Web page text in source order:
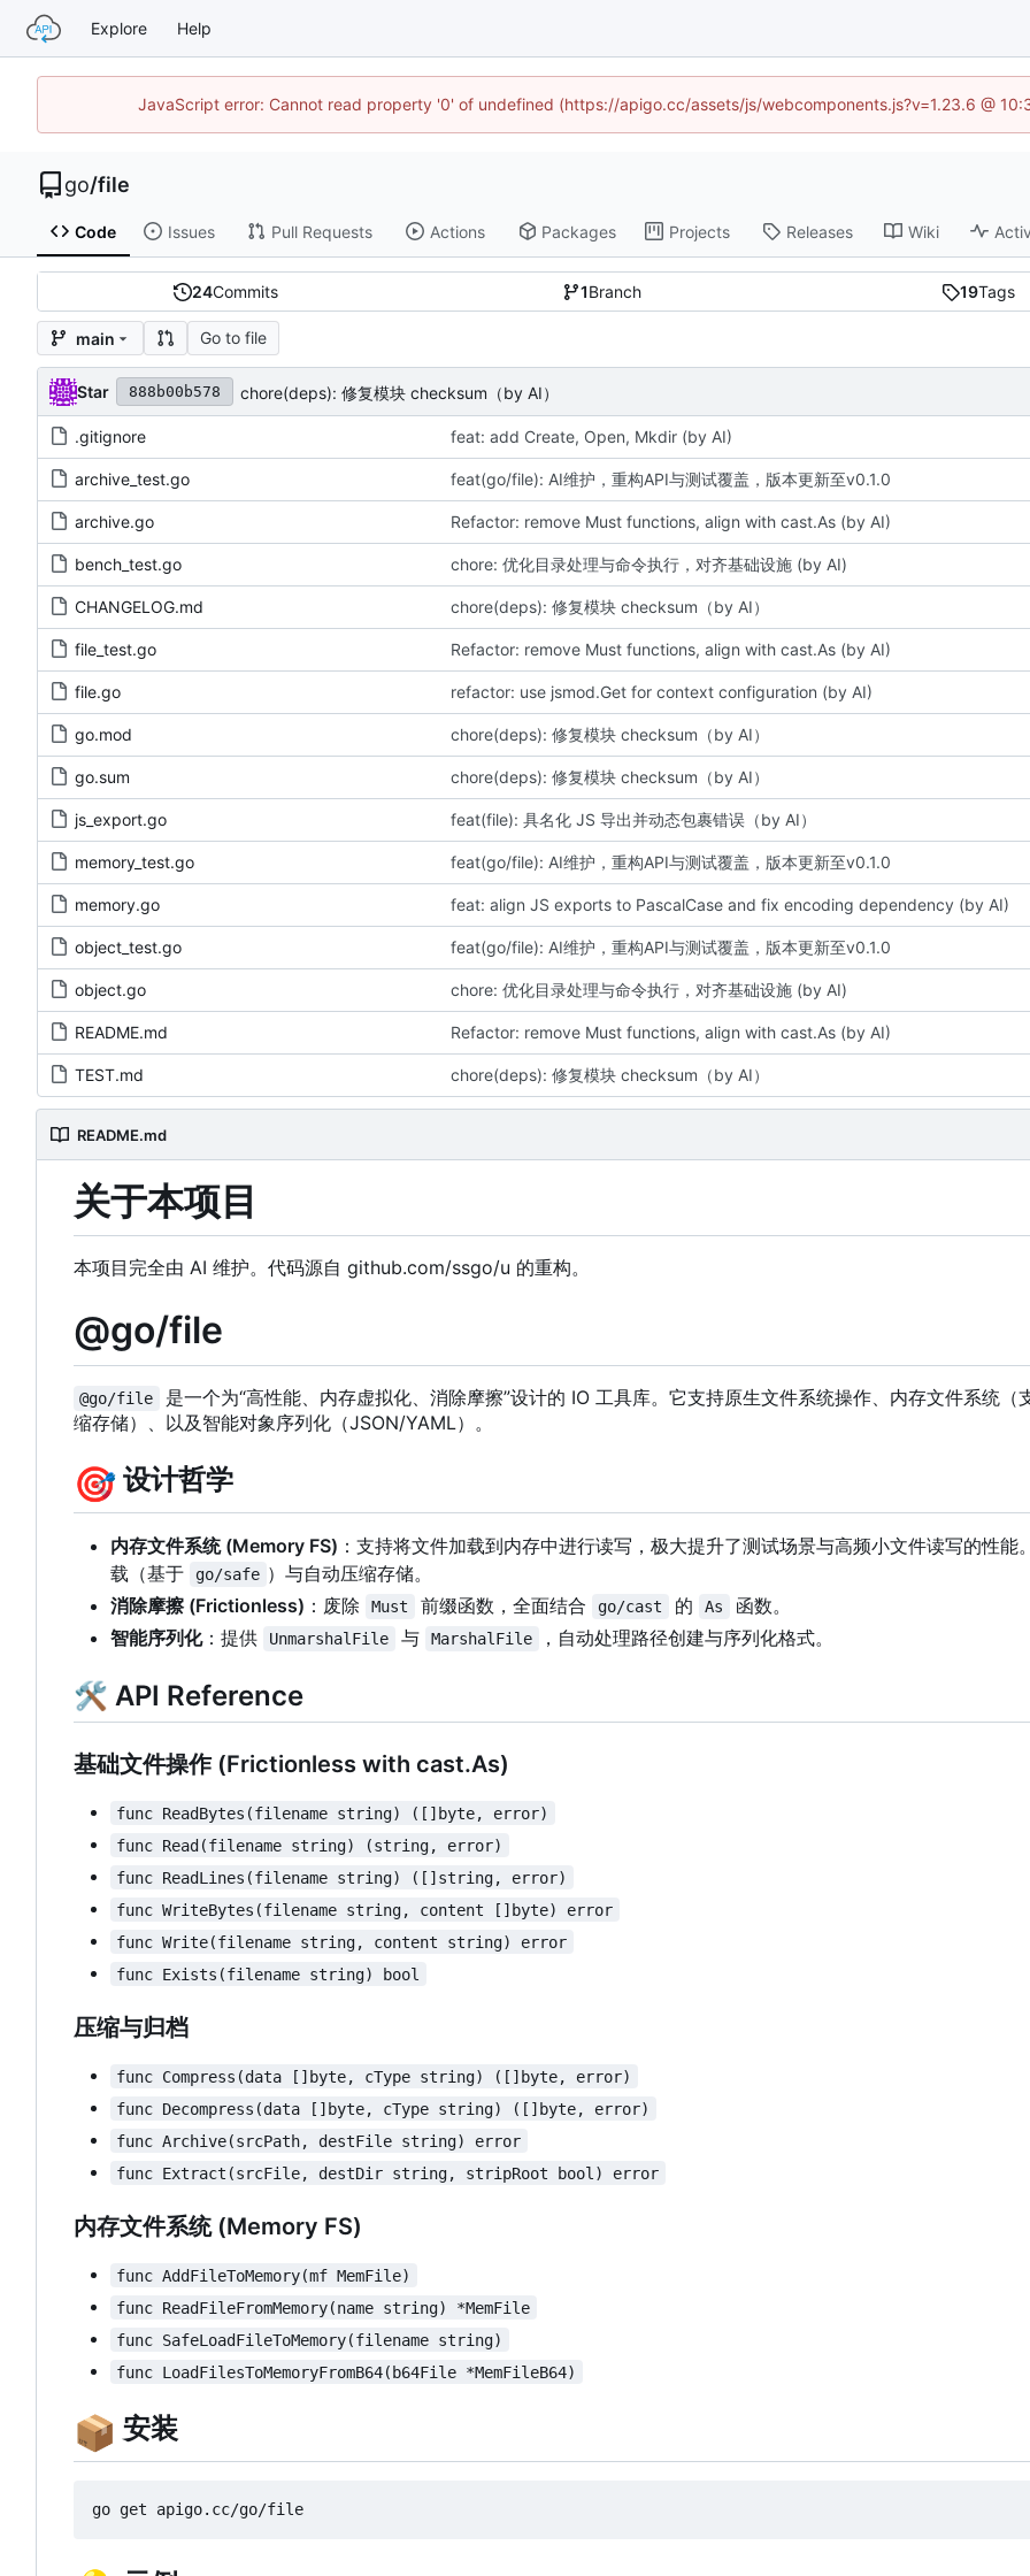
Explore Help
JavaScript error: Cannot read property '0' of undefined (https://apigo.cc/assets/js/webcomponents.js?v=1.23.6 @
go/file
Code Issues Pull Requests Actions Packages Projects Releases Wiki
24Commits 1Branch 19Tags
main Go to file
Star 888b00b578 chore(deps): 修复模块 checksum（by AI）
.gitignore feat: add Create, Open, Mkdir (by AI)
archive_test.go feat(go/file): AI维护，重构API与测试覆盖，版本更新至v0.1.0
archive.go Refactor: remove Must functions, align with cast.As (by AI)
bench_test.go chore: 优化目录处理与命令执行，对齐基础设施 (by AI)
CHANGELOG.md chore(deps): 修复模块 checksum（by AI）
file_test.go Refactor: remove Must functions, align with cast.As (by AI)
file.go refactor: use jsmod.Get for context configuration (by AI)
go.mod chore(deps): 修复模块 checksum（by AI）
go.sum chore(deps): 修复模块 checksum（by AI）
js_export.go feat(file): 具名化 JS 导出并动态包裹错误（by AI）
memory_test.go feat(go/file): AI维护，重构API与测试覆盖，版本更新至v0.1.0
memory.go feat: align JS exports to PascalCase and fix encoding dependency (by AI)
object_test.go feat(go/file): AI维护，重构API与测试覆盖，版本更新至v0.1.0
object.go chore: 优化目录处理与命令执行，对齐基础设施 (by AI)
README.md Refactor: remove Must functions, align with cast.As (by AI)
TEST.md chore(deps): 修复模块 checksum（by AI）
README.md
关于本项目
本项目完全由 AI 维护。代码源自 github.com/ssgo/u 的重构。
@go/file
@go/file
是一个为“高性能、内存虚拟化、消除摩擦”设计的 IO 工具库。它支持原生文件系统操作、内存文件系统（
缩存储） 、以及智能对象序列化 （JSON/YAML） 。
🎯 设计哲学
内存文件系统 (Memory FS) ：支持将文件加载到内存中进行读写，极大提升了测试场景与高频小文件读写的性能
载（基于
go/safe ）与自动压缩存储。
消除摩擦 (Frictionless) ：废除 Must 前缀函数，全面结合 go/cast 的 As
函数。
智能序列化：提供 UnmarshalFile 与 MarshalFile ，自动处理路径创建与序列化格式。
🛠 API Reference
基础文件操作 (Frictionless with cast.As)
func ReadBytes(filename string) ([]byte, error)
func Read(filename string) (string, error)
func ReadLines(filename string) ([]string, error)
func WriteBytes(filename string, content []byte) error
func Write(filename string, content string) error
func Exists(filename string) bool
压缩与归档
func Compress(data []byte, cType string) ([]byte, error)
func Decompress(data []byte, cType string) ([]byte, error)
func Archive(srcPath, destFile string) error
func Extract(srcFile, destDir string, stripRoot bool) error
内存文件系统 (Memory FS)
func AddFileToMemory(mf MemFile)
func ReadFileFromMemory(name string) *MemFile
func SafeLoadFileToMemory(filename string)
func LoadFilesToMemoryFromB64(b64File *MemFileB64)
📦 安装